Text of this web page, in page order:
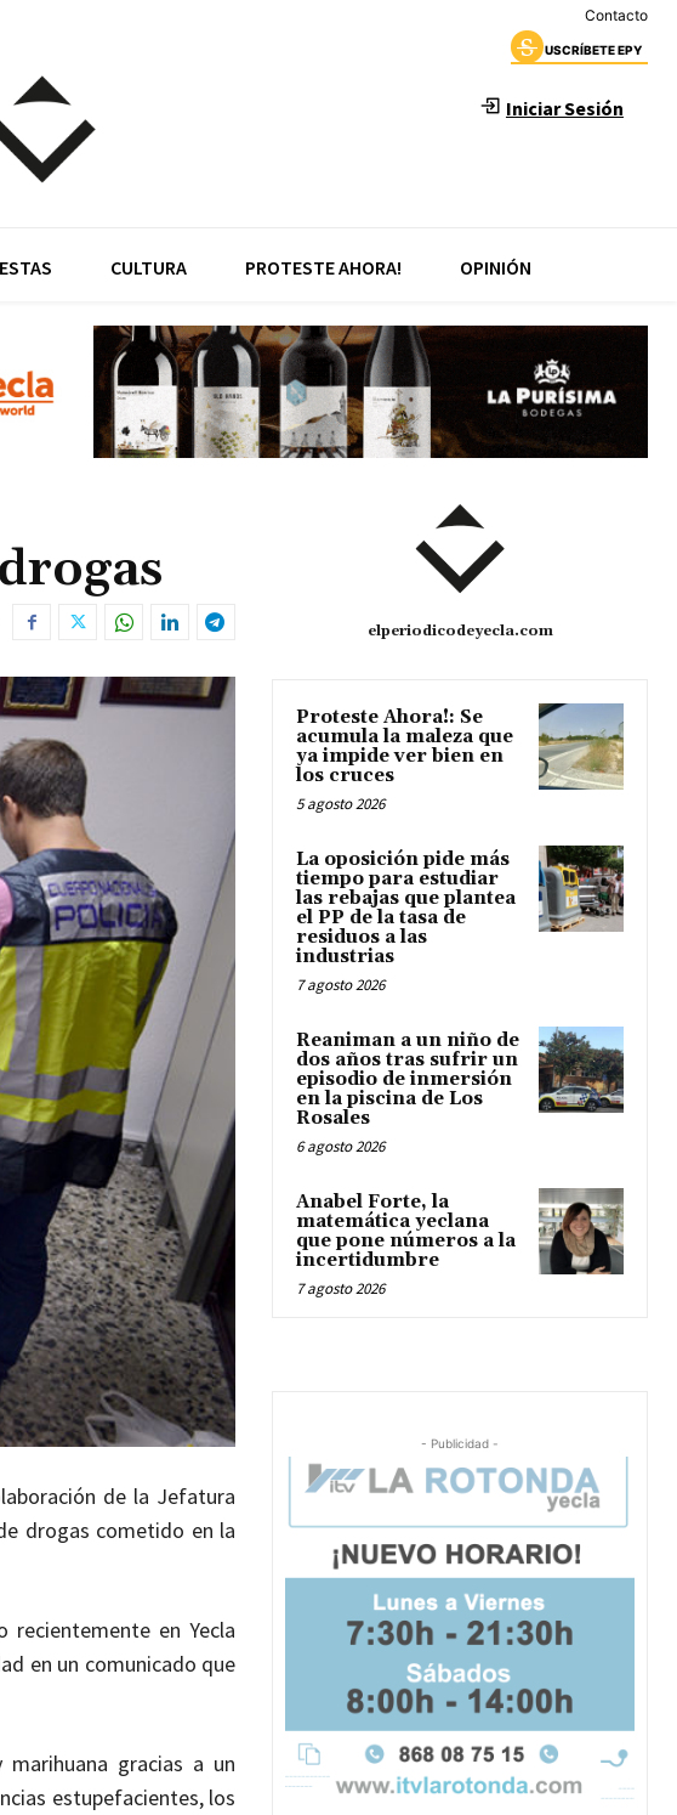
Contacto
USCRÍBETE EPY
Iniciar Sesión
CULTURA PROTESTE AHORA! OPINIÓN
de la Jefatura
drogas cometido en la
en Yecla
en un comunicado que
gracias a un
estupefacientes, los
elperiodicodeyecla.com
Proteste Ahora!: Se
acumula la maleza que
ya impide ver bien en
los cruces
5 agosto 2026
La oposición pide más
tiempo para estudiar
las rebajas que plantea
el PP de la tasa de
residuos a las
industrias
7 agosto 2026
Reaniman a un niño de
dos años tras sufrir un
episodio de inmersión
en la piscina de Los
Rosales
6 agosto 2026
Anabel Forte, la
matemática yeclana
que pone números a la
incertidumbre
7 agosto 2026
- Publicidad -